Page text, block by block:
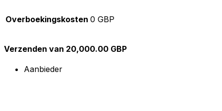
Overboekingskosten 0 GBP
Verzenden van 20,000.00 GBP
Aanbieder